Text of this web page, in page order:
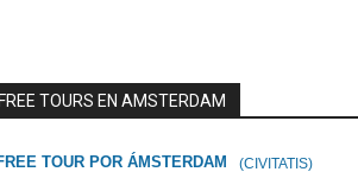
TOURS EN AMSTERDAM
TOUR POR ÁMSTERDAM (CIVITATIS)